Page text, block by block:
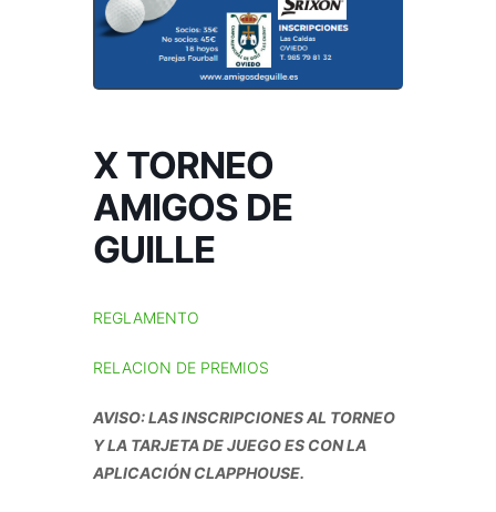
X TORNEO
AMIGOS DE
GUILLE
REGLAMENTO
RELACION DE PREMIOS
AVISO: LAS INSCRIPCIONES AL TORNEO
Y LA TARJETA DE JUEGO ES CON LA
APLICACIÓN CLAPPHOUSE.